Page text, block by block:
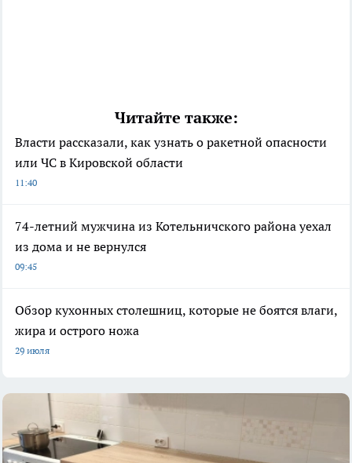
Читайте также:
Власти рассказали, как узнать о ракетной опасности
или ЧС в Кировской области
11:40
74-летний мужчина из Котельничского района уехал
из дома и не вернулся
09:45
Обзор кухонных столешниц, которые не боятся влаги,
жира и острого ножа
29 июля